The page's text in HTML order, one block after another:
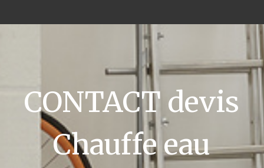
CONTACT devis
Chauffe eau